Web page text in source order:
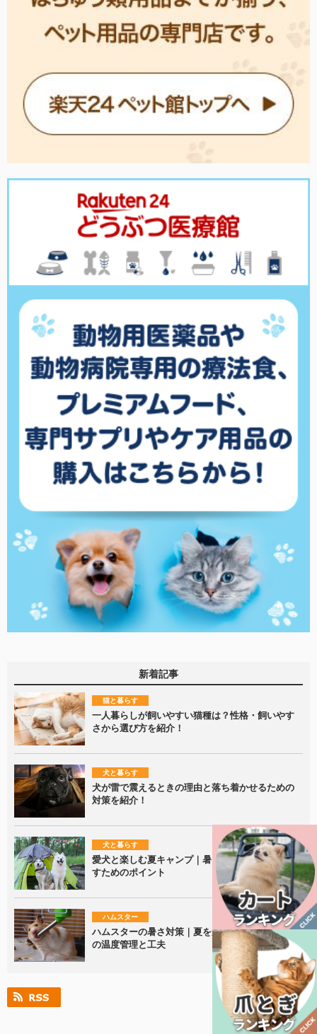
新着記事
猫と暮らす
一人暮らしが飼いやすい猫種は？性格・飼いやす
さから選び方を紹介！
犬と暮らす
犬が雷で震えるときの理由と落ち着かせるための
対策を紹介！
犬と暮らす
愛犬と楽しむ夏キャンプ｜暑さ対策と安全に過ご
すためのポイント
ハムスター
ハムスターの暑さ対策｜夏を安全に乗り切るため
の温度管理と工夫